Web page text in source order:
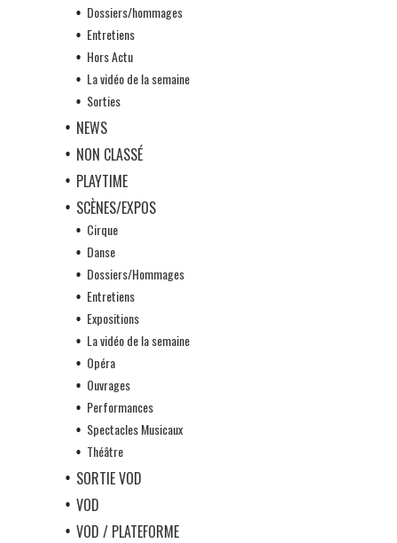
Dossiers/hommages
Entretiens
Hors Actu
La vidéo de la semaine
Sorties
NEWS
NON CLASSÉ
PLAYTIME
SCÈNES/EXPOS
Cirque
Danse
Dossiers/Hommages
Entretiens
Expositions
La vidéo de la semaine
Opéra
Ouvrages
Performances
Spectacles Musicaux
Théâtre
SORTIE VOD
VOD
VOD / PLATEFORME